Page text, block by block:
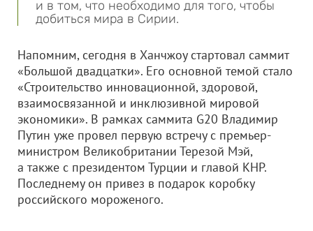
и в том, что необходимо для того, чтобы
добиться мира в Сирии.
Напомним, сегодня в Ханчжоу стартовал саммит
«Большой двадцатки». Его основной темой стало
«Строительство инновационной, здоровой,
взаимосвязанной и инклюзивной мировой
экономики». В рамках саммита G20 Владимир
Путин уже провел первую встречу с премьер-
министром Великобритании Терезой Мэй,
а также с президентом Турции и главой КНР.
Последнему он привез в подарок коробку
российского мороженого.